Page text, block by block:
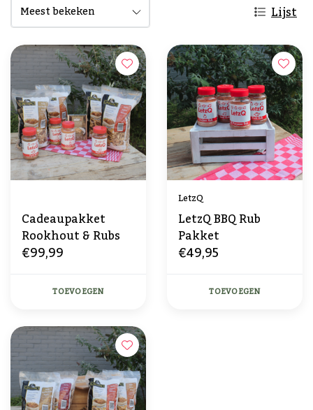
Lijst
Cadeaupakket
Rookhout & Rubs
€99,99
TOEVOEGEN
LetzQ
LetzQ BBQ Rub
Pakket
€49,95
TOEVOEGEN